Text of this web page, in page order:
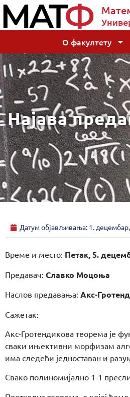
О факултету
Најава
Датум објављивања: 1.
Време и место: Петак, 5.
Предавач: Славко Моцоња
Наслов предавања: Акс-
Сажетак:
Акс-Гротендикова теорема је
сваки ињективни морфизам
има следећи једноставан и
Свако полиномијално 1-1